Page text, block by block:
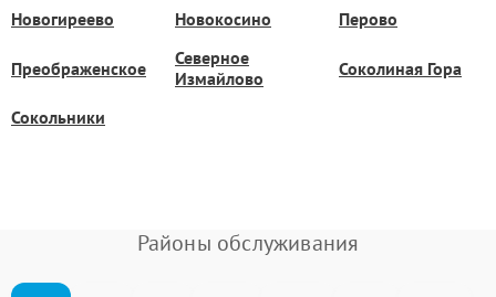
Новогиреево Новокосино Перово
Преображенское
Северное
Измайлово
Соколиная Гора
Сокольники
Районы обслуживания